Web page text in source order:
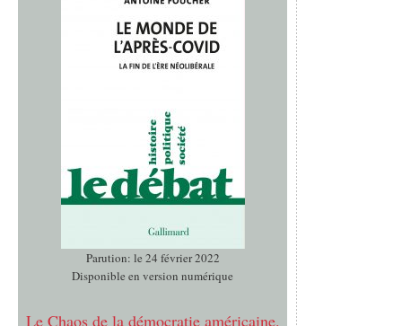
Parution: le 24 février 2022
Disponible en version numérique
Le Chaos de la démocratie américaine.